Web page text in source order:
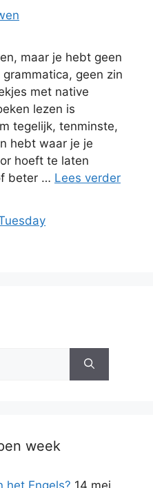
maar je hebt geen
geen zin
met native
lezen is
tegelijk, tenminste,
hebt waar je je
hoeft te laten
beter … Lees verder
week
het Engels? 14 mei